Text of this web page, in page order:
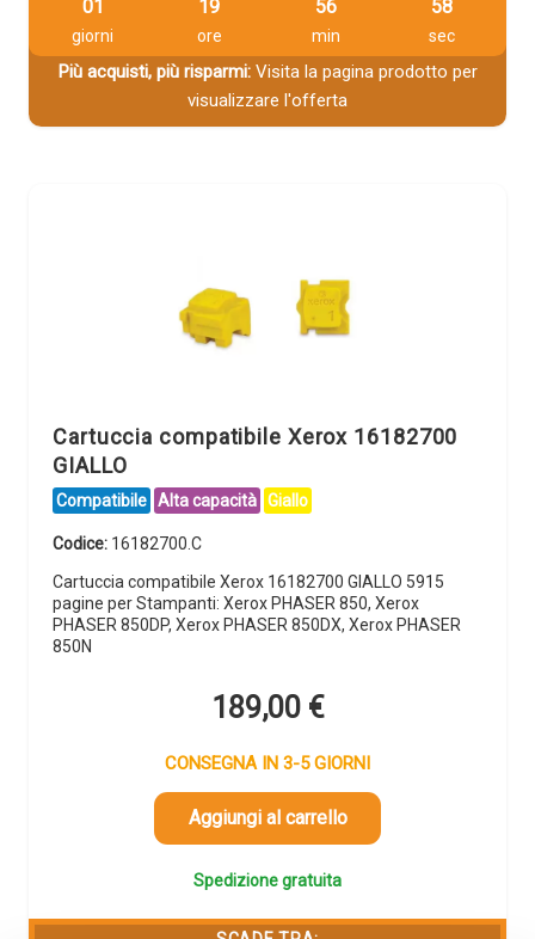
01
giorni
19
ore
56
min
58
sec
Più acquisti, più risparmi:Visita la pagina prodotto per
visualizzare l'offerta
Cartuccia compatibile Xerox 16182700
GIALLO
Compatibile Alta capacità Giallo
Codice: 16182700.C
Cartuccia compatibile Xerox 16182700 GIALLO 5915
pagine per Stampanti: Xerox PHASER 850, Xerox
PHASER 850DP, Xerox PHASER 850DX, Xerox PHASER
850N
189,00 €
CONSEGNA IN 3-5 GIORNI
Aggiungi al carrello
Spedizione gratuita